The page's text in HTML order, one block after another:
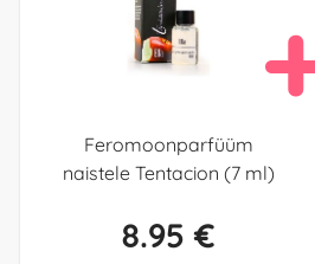
Feromoonparfüüm
naistele Tentacion (7 ml)
8.95 €